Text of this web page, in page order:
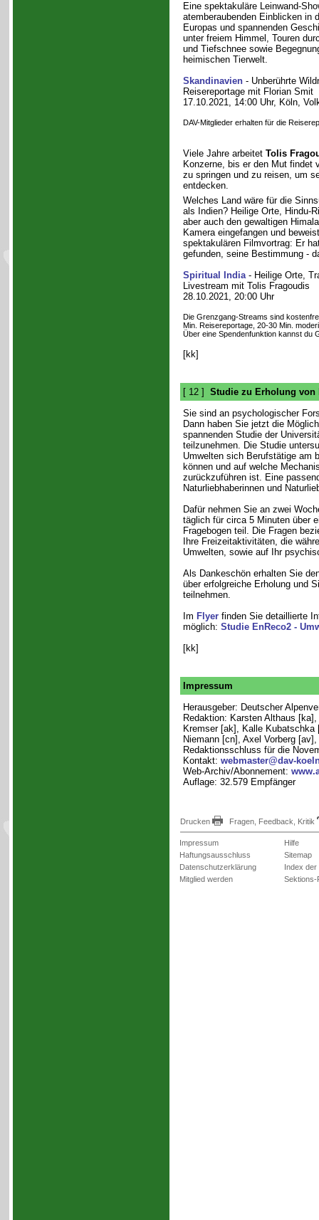
Eine spektakuläre Leinwand-
atemberaubenden Einblicken in
Europas und spannenden
unter freiem Himmel, Touren
und Tiefschnee sowie
heimischen Tierwelt.
Skandinavien- Unberührte
Reisereportage mit Florian Smit
17.10.2021, 14:00 Uhr, Köln,
DAV-Mitglieder erhalten für die
Viele Jahre arbeitet Tolis
Konzerne, bis er den Mut findet
zu springen und zu reisen, um
entdecken.
Welches Land wäre für die
als Indien? Heilige Orte, Hindu-
aber auch den gewaltigen
Kamera eingefangen und
spektakulären Filmvortrag: Er
gefunden, seine Bestimmung -
Spiritual India- Heilige Orte,
Livestream mit Tolis Fragoudis
28.10.2021, 20:00 Uhr
Die Grenzgang-Streams sind
Min. Reisereportage, 20-30 Min.
Über eine Spendenfunktion kannst du
[kk]
[ 12 ] Studie zu Erholung von
Sie sind an psychologischer
Dann haben Sie jetzt die
spannenden Studie der
teilzunehmen. Die Studie
Umwelten sich Berufstätige am
können und auf welche
zurückzuführen ist. Eine
Naturliebhaberinnen und
Dafür nehmen Sie an zwei
täglich für circa 5 Minuten über
Fragebogen teil. Die Fragen
Ihre Freizeitaktivitäten, die
Umwelten, sowie auf Ihr
Als Dankeschön erhalten Sie
über erfolgreiche Erholung und
teilnehmen.
Im Flyerfinden Sie detaillierte
möglich: Studie EnReco2 -
[kk]
Impressum
Herausgeber: Deutscher
Redaktion: Karsten Althaus
Kremser [ak], Kalle Kubatschka
Niemann [cn], Axel Vorberg
Redaktionsschluss für die
Kontakt: webmaster@dav-
Web-Archiv/Abonnement:
Auflage: 32.579 Empfänger
Drucken Fragen, Feedback, Kritik
Impressum
Haftungsausschluss
Datenschutzerklärung
Mitglied werden
Hilfe
Sitemap
Index der
Sektions-